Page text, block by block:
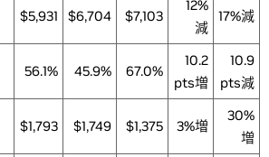
$5,931 $6,704 $7,103
12%
減
17%減
56.1% 45.9% 67.0%
10.2
pts増
10.9
pts減
$1,793 $1,749 $1,375 3%増
30%
増